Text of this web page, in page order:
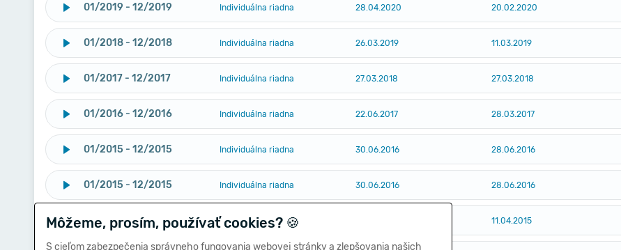
01/2019 - 12/2019 Individuálna riadna 28.04.2020 20.02.2020
01/2018 - 12/2018 Individuálna riadna 26.03.2019 11.03.2019
01/2017 - 12/2017 Individuálna riadna 27.03.2018 27.03.2018
01/2016 - 12/2016 Individuálna riadna 22.06.2017 28.03.2017
01/2015 - 12/2015 Individuálna riadna 30.06.2016 28.06.2016
01/2015 - 12/2015 Individuálna riadna 30.06.2016 28.06.2016
01/2014 - 12/2014 Individuálna riadna 11.04.2015
Môžeme, prosím, používať cookies? 🍪
S cieľom zabezpečenia správneho fungovania webovej stránky a zlepšovania našich